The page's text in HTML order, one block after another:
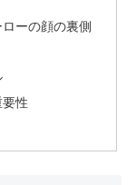
ーの顔の裏側
性